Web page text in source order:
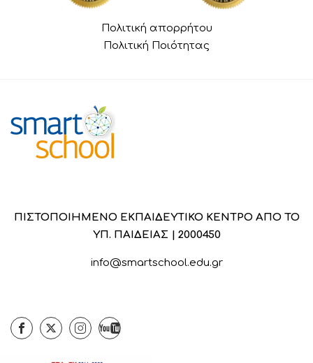
Πολιτική απορρήτου
Πολιτική Ποιότητας
ΠΙΣΤΟΠΟΙΗΜΕΝΟ ΕΚΠΑΙΔΕΥΤΙΚΟ ΚΕΝΤΡΟ ΑΠΟ ΤΟ
ΥΠ. ΠΑΙΔΕΙΑΣ | 2000450
info@smartschool.edu.gr